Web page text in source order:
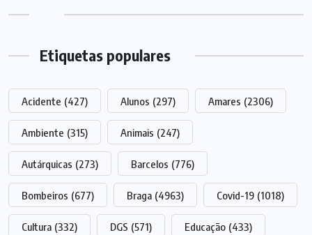
Etiquetas populares
Acidente (427) Alunos (297) Amares (2306)
Ambiente (315) Animais (247)
Autárquicas (273) Barcelos (776)
Bombeiros (677) Braga (4963) Covid-19 (1018)
Cultura (332) DGS (571) Educação (433)